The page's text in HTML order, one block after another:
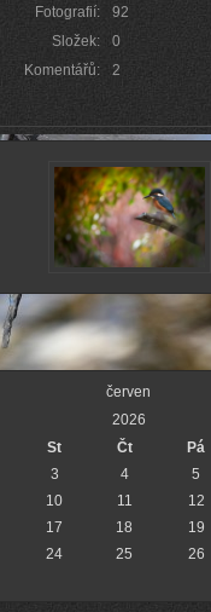
Fotografií:
92
Složek:
0
Komentářů:
2
červen
2026
St Čt Pá
3 4 5
10 11 12
17 18 19
24 25 26